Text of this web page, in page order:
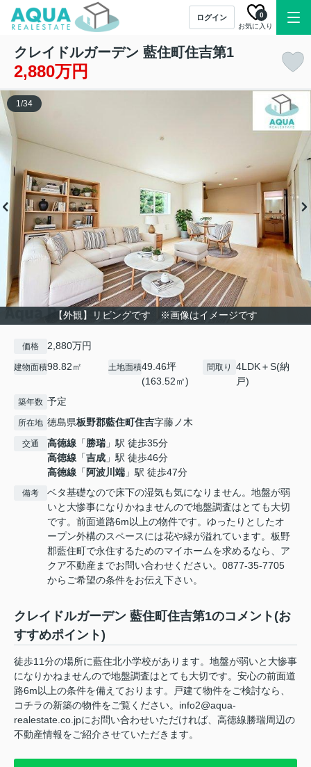
ログイン
お気に入り
0
クレイドルガーデン 藍住町住吉第1
2,880万円
【外観】リビングです ※画像はイメージです
1/34
価格 2,880万円
建物面積98.82㎡ 土地面積49.46坪
(163.52㎡)
間取り
4LDK＋S(納
戸)
築年数 予定
所在地 徳島県板野郡藍住町住吉字藤ノ木
交通 高徳線 「勝瑞 」駅 徒歩35分
高徳線 「吉成 」駅 徒歩46分
高徳線 「 阿波川端 」駅 徒歩47分
備考
ベタ基礎なので床下の湿気も気になりません。地盤が弱
いと大惨事になりかねませんので地盤調査はとても大切
です。前面道路6m以上の物件です。ゆったりとしたオ
ープン外構のスペースには花や緑が溢れています。板野
郡藍住町で永住するためのマイホームを求めるなら、ア
クア不動産までお問い合わせください。0877-35-7705
からご希望の条件をお伝え下さい。
クレイドルガーデン 藍住町住吉第1のコメント(お
すすめポイント)
徒歩11分の場所に藍住北小学校があります。地盤が弱いと大惨事
になりかねませんので地盤調査はとても大切です。安心の前面道
路6m以上の条件を備えております。戸建て物件をご検討なら、
コチラの新築の物件をご覧ください。info2@aqua-
realestate.co.jpにお問い合わせいただければ、高徳線勝瑞周辺の
不動産情報をご紹介させていただきます。